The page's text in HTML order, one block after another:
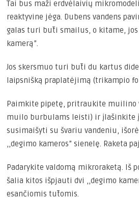
Tai bus maži erdvėlaivių
reaktyvine jėga. Dubens vandens
galas turi būti smailus, o kitame,
kamerą”.
Jos skersmuo turi būti du kartus
laipsnišką praplatėjimą (trikampio
Paimkite pipetę, pritraukite muilino
muilo burbulams leisti) ir įlašinkite į
susimaišyti su švariu vandeniu,
,,degimo kameros” sienelę. Raketa
Padarykite valdomą mikroraketą. Iš
šalia kitos išpjauti dvi ,,degimo
esančiomis tūtomis.